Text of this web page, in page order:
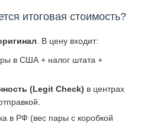
итоговая стоимость?
. В цену входит:
в США + налог штата +
(Legit Check) в центрах
в РФ (вес пары с коробкой